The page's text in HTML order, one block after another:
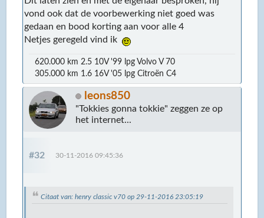
vond ook dat de voorbewerking niet goed was
gedaan en bood korting aan voor alle 4
Netjes geregeld vind ik
620.000 km 2.5 10V '99 lpg Volvo V 70
305.000 km 1.6 16V '05 lpg Citroën C4
leons850
"Tokkies gonna tokkie" zeggen ze op
het internet...
#32 30-11-2016 09:45:36
Citaat van: henry classic v70 op 29-11-2016 23:05:19